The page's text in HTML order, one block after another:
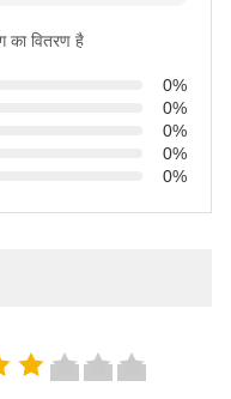
का वितरण है
0%
0%
0%
0%
0%